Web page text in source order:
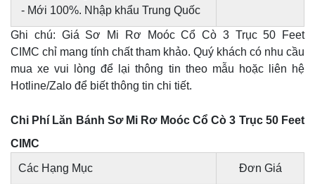
- Mới 100%. Nhập khẩu Trung Quốc
Ghi chú: Giá Sơ Mi Rơ Moóc Cổ Cò 3 Trục 50 Feet
CIMC chỉ mang tính chất tham khảo. Quý khách có nhu cầu
mua xe vui lòng để lại thông tin theo mẫu hoặc liên hệ
Hotline/Zalo để biết thông tin chi tiết.
Chi Phí Lăn Bánh Sơ Mi Rơ Moóc Cổ Cò 3 Trục 50 Feet
CIMC
Các Hạng Mục Đơn Giá